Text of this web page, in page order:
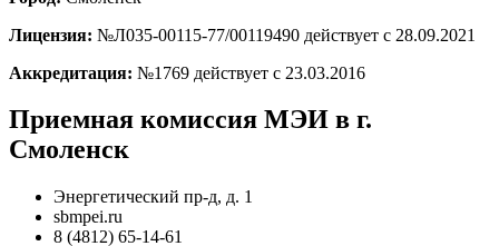
Лицензия: №Л035-00115-77/00119490 действует с 28.09.2021
Аккредитация: №1769 действует с 23.03.2016
Приемная комиссия МЭИ в г.
Смоленск
Энергетический пр-д, д. 1
sbmpei.ru
8 (4812) 65-14-61